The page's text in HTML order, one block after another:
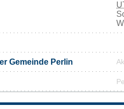
Gemeinde Perlin